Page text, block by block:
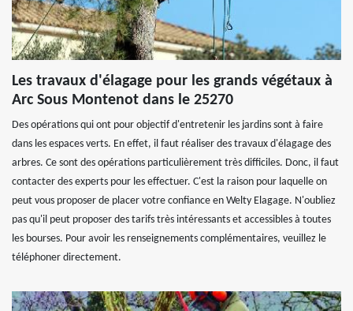
Les travaux d'élagage pour les grands végétaux à
Arc Sous Montenot dans le 25270
Des opérations qui ont pour objectif d'entretenir les jardins sont à faire
dans les espaces verts. En effet, il faut réaliser des travaux d'élagage des
arbres. Ce sont des opérations particulièrement très difficiles. Donc, il faut
contacter des experts pour les effectuer. C'est la raison pour laquelle on
peut vous proposer de placer votre confiance en Welty Elagage. N'oubliez
pas qu'il peut proposer des tarifs très intéressants et accessibles à toutes
les bourses. Pour avoir les renseignements complémentaires, veuillez le
téléphoner directement.